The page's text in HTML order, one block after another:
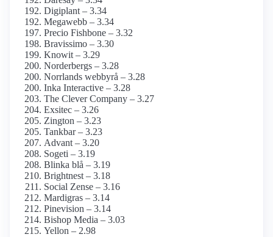
Digiplant – 3.34
Megawebb – 3.34
Precio Fishbone – 3.32
Bravissimo – 3.30
Knowit – 3.29
Norderbergs – 3.28
Norrlands webbyrå – 3.28
Inka Interactive – 3.28
The Clever Company – 3.27
Exsitec – 3.26
Zington – 3.23
Tankbar – 3.23
Advant – 3.20
Sogeti – 3.19
Blinka blå – 3.19
Brightnest – 3.18
Social Zense – 3.16
Mardigras – 3.14
Pinevision – 3.14
Bishop Media – 3.03
Yellon – 2.98